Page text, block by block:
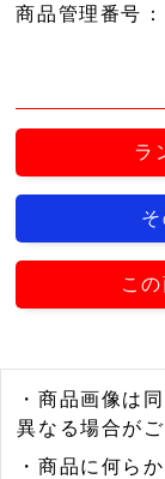
商品管理番号
ラ
こ
・商品画像は
異なる場合がご
・商品に何ら